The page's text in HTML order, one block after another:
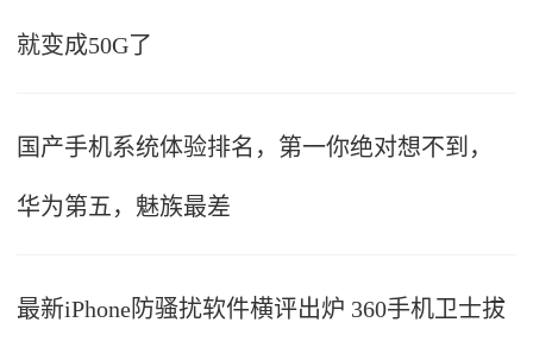
就变成50G了
国产手机系统体验排名，第一你绝对想不到，
华为第五，魅族最差
最新iPhone防骚扰软件横评出炉 360手机卫士拔